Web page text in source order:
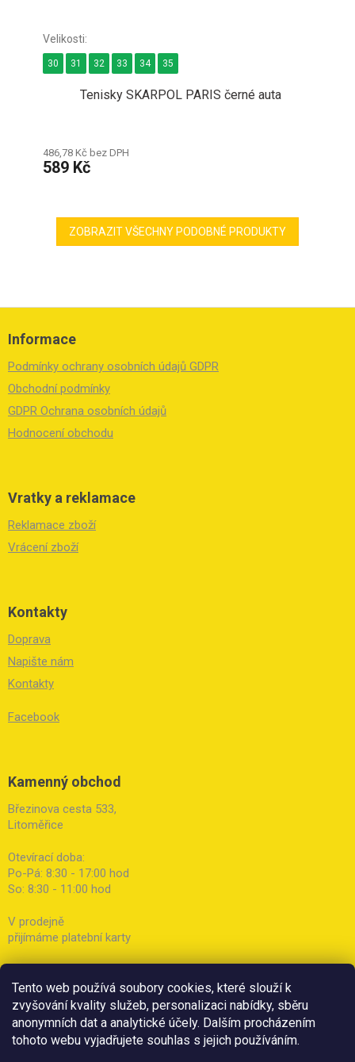
Tento web používá soubory cookies, které slouží k
zvyšování kvality služeb, personalizaci nabídky, sběru
anonymních dat a analytické účely. Dalším procházením
tohoto webu vyjadřujete souhlas s jejich používáním.
Tenisky SKARPOL PARIS černé auta
486,78 Kč bez DPH
589 Kč
30 31 32 33 34 35
ZOBRAZIT VŠECHNY PODOBNÉ PRODUKTY
Informace
Podmínky ochrany osobních údajů GDPR
Obchodní podmínky
GDPR Ochrana osobních údajů
Hodnocení obchodu
Vratky a reklamace
Reklamace zboží
Vrácení zboží
Kontakty
Doprava
Napište nám
Kontakty
Facebook
Kamenný obchod
Březinova cesta 533,
Litoměřice
Otevírací doba:
Po-Pá: 8:30 - 17:00 hod
So: 8:30 - 11:00 hod
V prodejně
přijímáme platební karty